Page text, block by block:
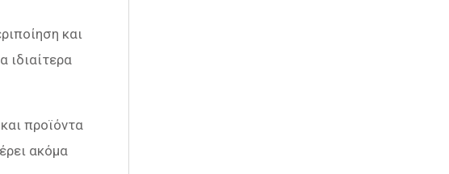
και
ιδιαίτερα
προϊόντα
ακόμα